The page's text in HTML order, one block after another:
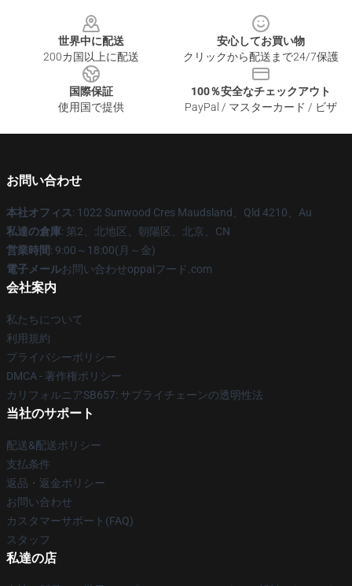
世界中に配送
200カ国以上に配送
安心してお買い物
クリックから配送まで24/7保護
国際保証
使用国で提供
100％安全なチェックアウト
PayPal / マスターカード / ビザ
お問い合わせ
本社オフィス: 1022 Sunwood Cres Maudsland、Qld 4210、Au
私達の倉庫: 第2、北地区、朝陽区、北京、CN
営業時間: 9:00～18:00(月～金)
電子メールお問い合わせoppaiフード.com
会社案内
私たちについて
利用規約
プライバシーポリシー
DMCA - 著作権ポリシー
カリフォルニアSB657: サプライチェーンの透明性法
当社のサポート
配送&配送ポリシー
支払条件
返品・返金ポリシー
お問い合わせ
カスタマーサポート(FAQ)
スタッフ
私達の店